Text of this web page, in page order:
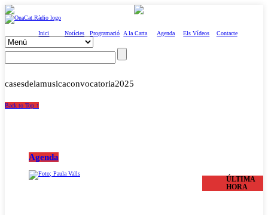
Inici Notícies Programació A la Carta Agenda Els Vídeos Contacte
casesdelamusicaconvocatoria2025
Back to Top ↑
Agenda
ÚLTIMA
HORA